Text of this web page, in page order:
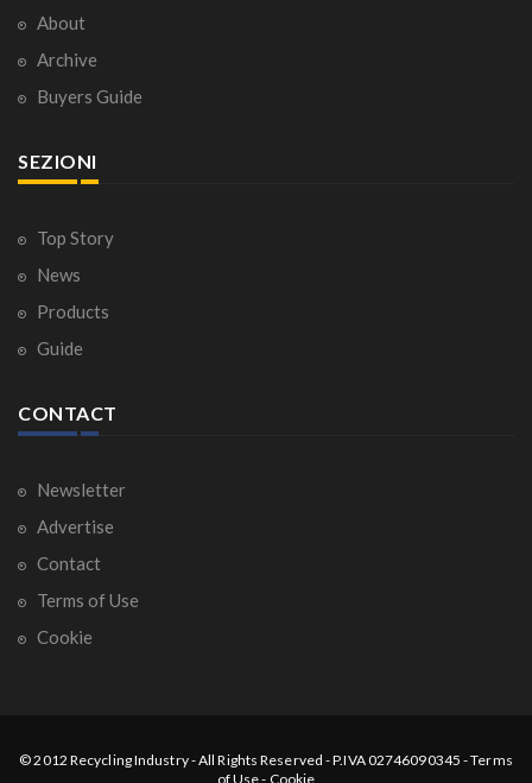
About
Archive
Buyers Guide
SEZIONI
Top Story
News
Products
Guide
CONTACT
Newsletter
Advertise
Contact
Terms of Use
Cookie
© 2012 Recycling Industry-All Rights Reserved - P.IVA 02746090345 -Terms
of Use- Cookie